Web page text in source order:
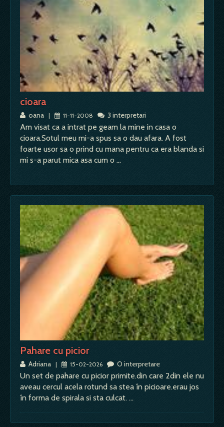
cioara
oana | 11-11-2008 3 interpretari
Am visat ca a intrat pe geam la mine in casa o
cioara.Sotul meu mi-a spus sa o dau afara. A fost
foarte usor sa o prind cu mana pentru ca era blanda si
mi s-a parut mica asa cum o …
Pahare cu picior
Adriana | 15-02-2026 O interpretare
Un set de pahare cu picior primite.din care 2din ele nu
aveau cercul acela rotund sa stea în picioare.erau jos
în forma de spirala si sta culcat. …